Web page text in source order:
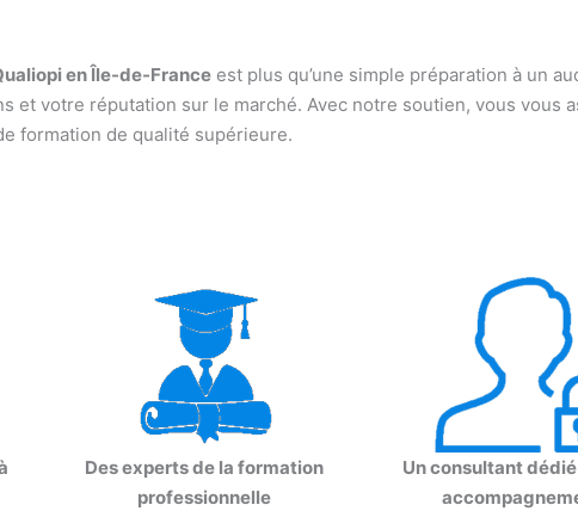
en Île-de-France est plus qu’une simple préparation à un
et votre réputation sur le marché. Avec notre soutien, vous vous
formation de qualité supérieure.
Des experts de la formation
professionnelle
Un consultant